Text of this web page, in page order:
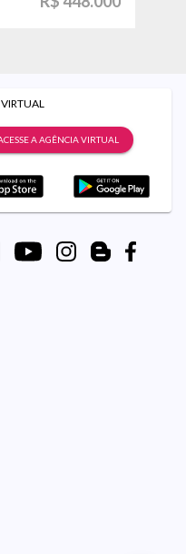
A AGÊNCIA VIRTUAL